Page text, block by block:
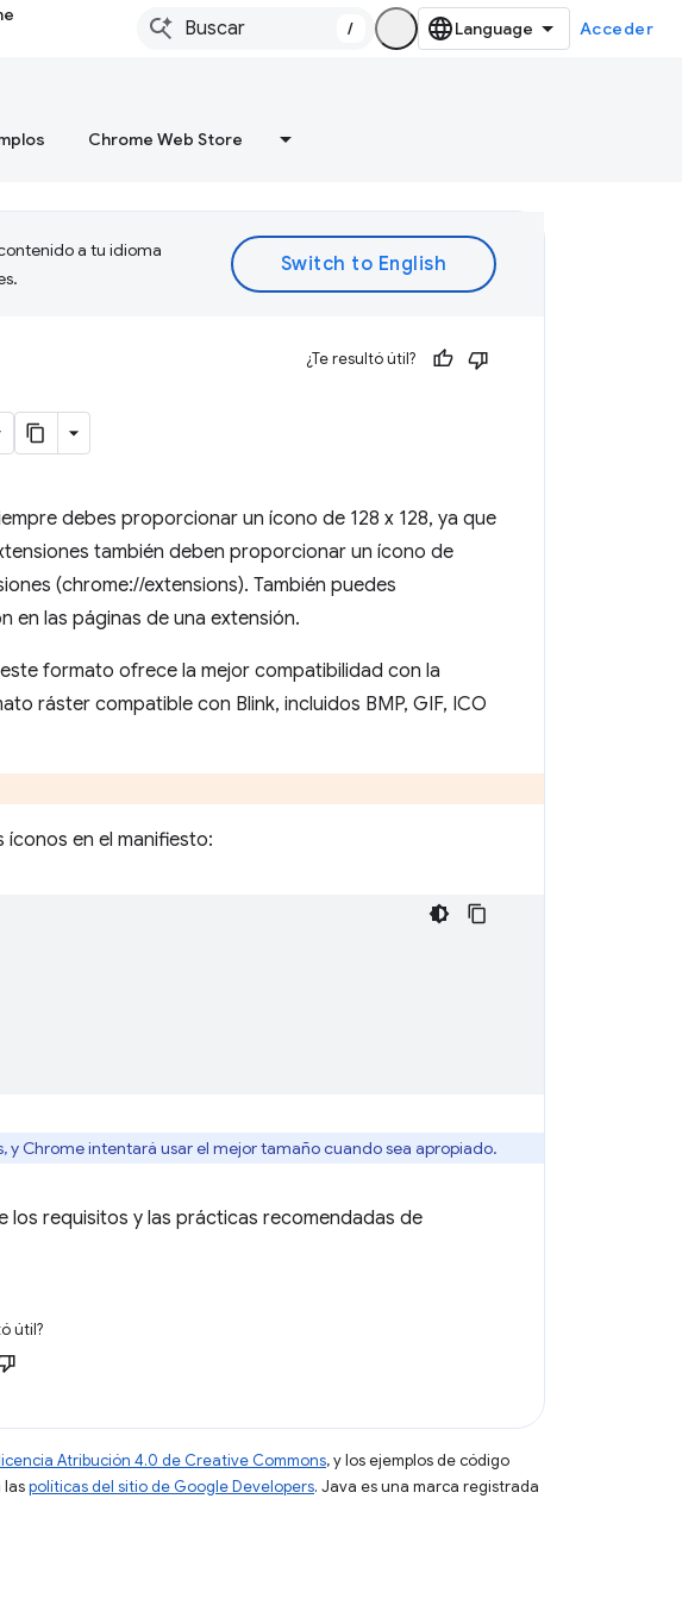
/ Acceder
Chrome Web Store
a tu idioma
¿Te resultó útil?
debes proporcionar un ícono de 128 x 128, ya que
también deben proporcionar un ícono de
(chrome://extensions). También puedes
en las páginas de una extensión.
formato ofrece la mejor compatibilidad con la
ráster compatible con Blink, incluidos BMP, GIF, ICO
en el manifiesto:
Chrome intentará usar el mejor tamaño cuando sea apropiado.
los requisitos y las prácticas recomendadas de
útil?
Atribución 4.0 de Creative Commons, y los ejemplos de código
laspolíticas del sitio de Google Developers. Java es una marca registrada